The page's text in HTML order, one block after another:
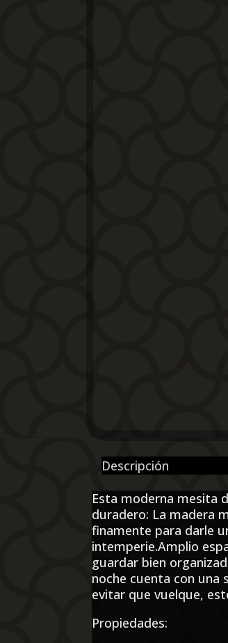
Descripción
Esta moderna mesita
duradero: La madera
finamente para darle
intemperie.Amplio
guardar bien
noche cuenta con una
evitar que vuelque,
Propiedades: